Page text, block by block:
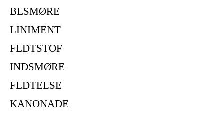
BESMØRE
LINIMENT
FEDTSTOF
INDSMØRE
FEDTELSE
KANONADE